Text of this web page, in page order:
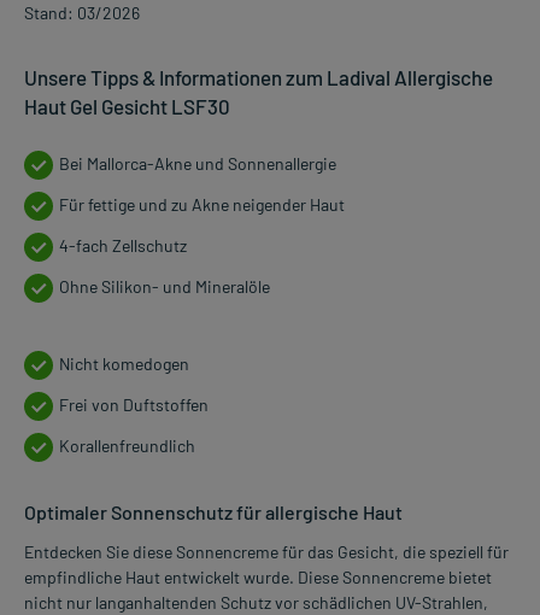
Stand: 03/2026
Unsere Tipps & Informationen zum Ladival Allergische
Haut Gel Gesicht LSF30
Bei Mallorca-Akne und Sonnenallergie
Für fettige und zu Akne neigender Haut
4-fach Zellschutz
Ohne Silikon- und Mineralöle
Nicht komedogen
Frei von Duftstoffen
Korallenfreundlich
Optimaler Sonnenschutz für allergische Haut
Entdecken Sie diese Sonnencreme für das Gesicht, die speziell für
empfindliche Haut entwickelt wurde. Diese Sonnencreme bietet
nicht nur langanhaltenden Schutz vor schädlichen UV-Strahlen,